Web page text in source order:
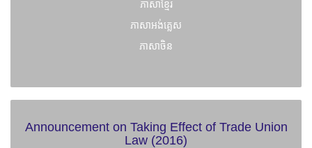
ភាសាខ្មែរ
ភាសាអង់គ្លេស
ភាសាចិន
Announcement on Taking Effect of Trade Union
Law (2016)